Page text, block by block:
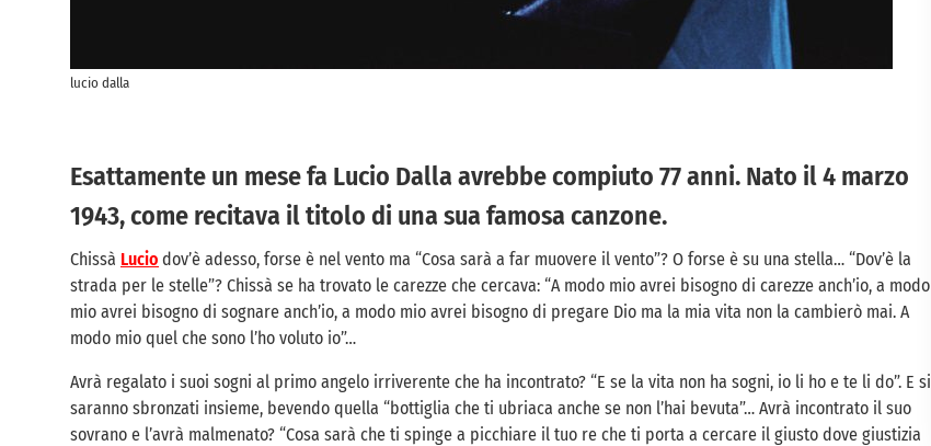
lucio dalla
Esattamente un mese fa Lucio Dalla avrebbe compiuto 77 anni. Nato il 4 marzo
1943, come recitava il titolo di una sua famosa canzone.
Chissà Lucio dov’è adesso, forse è nel vento ma “Cosa sarà a far muovere il vento”? O forse è su una stella… “Dov’è la
strada per le stelle”? Chissà se ha trovato le carezze che cercava: “A modo mio avrei bisogno di carezze anch’io, a modo
mio avrei bisogno di sognare anch’io, a modo mio avrei bisogno di pregare Dio ma la mia vita non la cambierò mai. A
modo mio quel che sono l’ho voluto io”…
Avrà regalato i suoi sogni al primo angelo irriverente che ha incontrato? “E se la vita non ha sogni, io li ho e te li do”. E si
saranno sbronzati insieme, bevendo quella “bottiglia che ti ubriaca anche se non l’hai bevuta”… Avrà incontrato il suo
sovrano e l’avrà malmenato? “Cosa sarà che ti spinge a picchiare il tuo re che ti porta a cercare il giusto dove giustizia